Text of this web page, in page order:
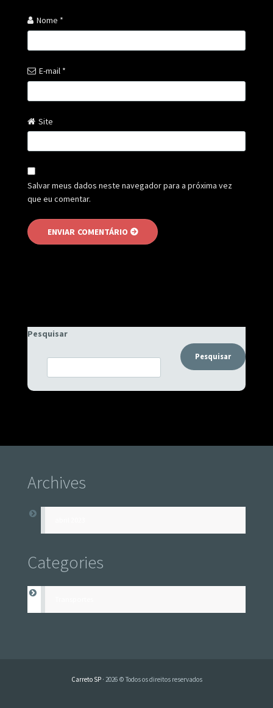
Nome *
E-mail *
Site
Salvar meus dados neste navegador para a próxima vez
que eu comentar.
Pesquisar
Pesquisar
Archives
Categories
Carreto SP· 2026 © Todos os direitos reservados